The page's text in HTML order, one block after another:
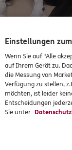
In und
Einstellungen
Wenn Sie auf "Alle
auf Ihrem Gerät zu.
die Messung von
Verfügung zu stellen,
möchten, ist leider
Entscheidungen
Sie unter